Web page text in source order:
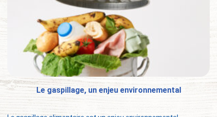
Le gaspillage, un enjeu environnemental